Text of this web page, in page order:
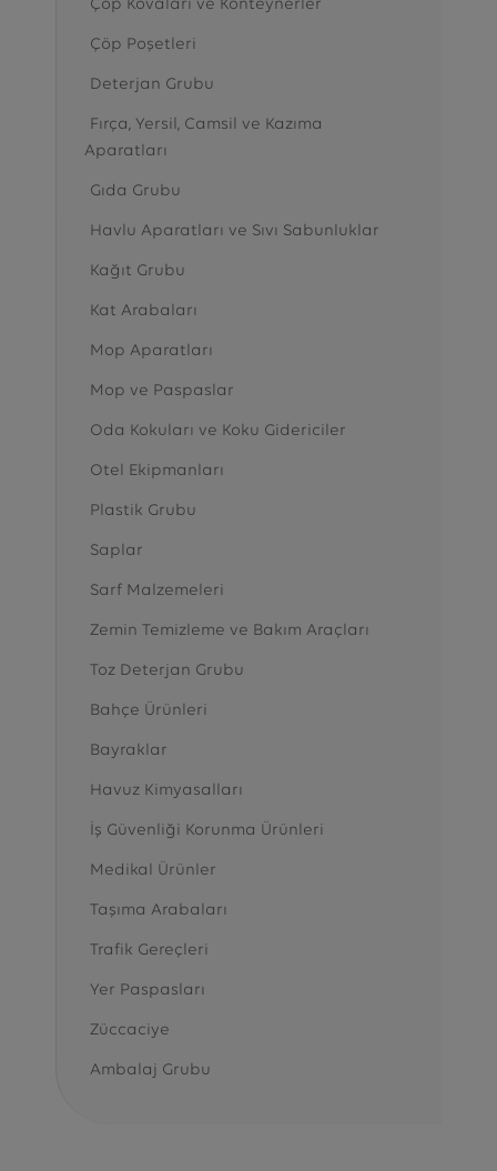
Çöp Kovaları ve Konteynerler
Çöp Poşetleri
Deterjan Grubu
Fırça, Yersil, Camsil ve Kazıma
Aparatları
Gıda Grubu
Havlu Aparatları ve Sıvı Sabunluklar
Kağıt Grubu
Kat Arabaları
Mop Aparatları
Mop ve Paspaslar
Oda Kokuları ve Koku Gidericiler
Otel Ekipmanları
Plastik Grubu
Saplar
Sarf Malzemeleri
Zemin Temizleme ve Bakım Araçları
Toz Deterjan Grubu
Bahçe Ürünleri
Bayraklar
Havuz Kimyasalları
İş Güvenliği Korunma Ürünleri
Medikal Ürünler
Taşıma Arabaları
Trafik Gereçleri
Yer Paspasları
Züccaciye
Ambalaj Grubu